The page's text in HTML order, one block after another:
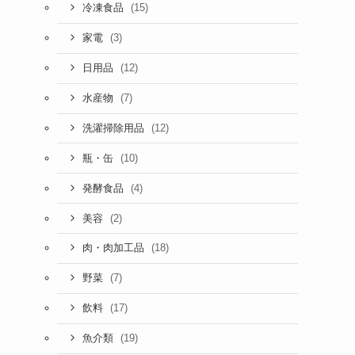
冷凍食品 (15)
家電 (3)
日用品 (12)
水産物 (7)
洗濯掃除用品 (12)
瓶・缶 (10)
発酵食品 (4)
美容 (2)
肉・肉加工品 (18)
野菜 (7)
飲料 (17)
魚介類 (19)